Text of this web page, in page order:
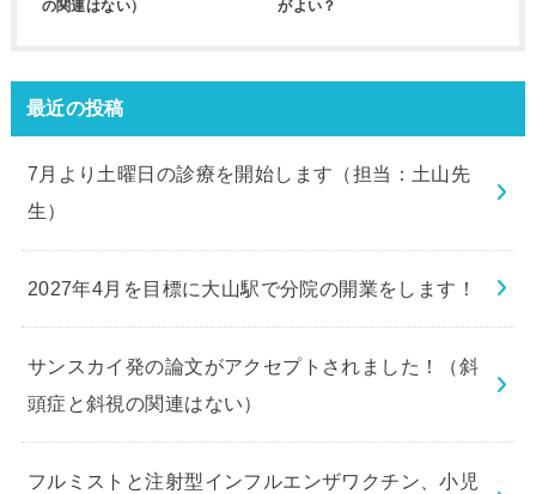
の関連はない） がよい？
最近の投稿
7月より土曜日の診療を開始します（担当：土山先
生）
2027年4月を目標に大山駅で分院の開業をします！
サンスカイ発の論文がアクセプトされました！（斜
頭症と斜視の関連はない）
フルミストと注射型インフルエンザワクチン、小児